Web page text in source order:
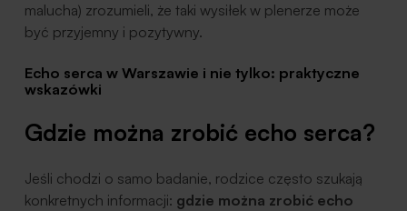
malucha) zrozumieli, że taki wysiłek w plenerze może
być przyjemny i pozytywny.
Echo serca w Warszawie i nie tylko: praktyczne
wskazówki
Gdzie można zrobić echo serca?
Jeśli chodzi o samo badanie, rodzice często szukają
konkretnych informacji: gdzie można zrobić echo